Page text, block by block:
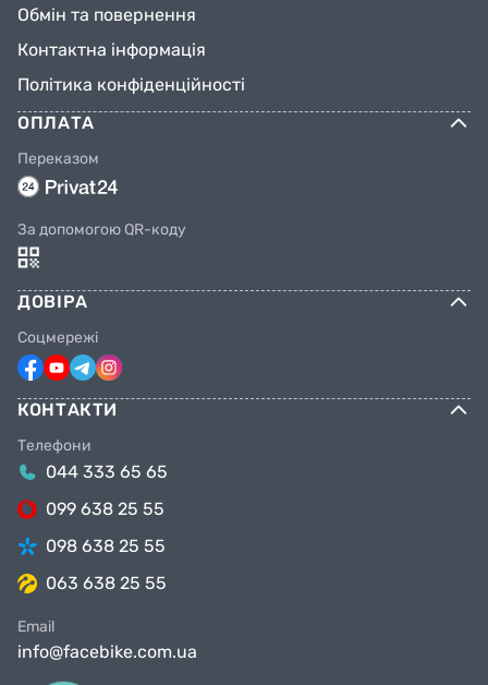
Обмін та повернення
Контактна інформація
Політика конфіденційності
ОПЛАТА
Переказом
За допомогою QR-коду
ДОВІРА
Соцмережі
КОНТАКТИ
Телефони
044 333 65 65
099 638 25 55
098 638 25 55
063 638 25 55
Email
info@facebike.com.ua